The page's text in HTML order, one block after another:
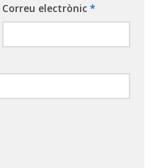
Correu electrònic *